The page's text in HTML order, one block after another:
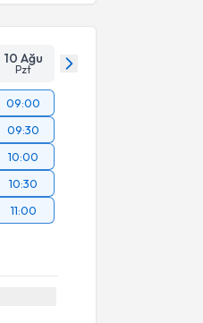
10 Ağu
Pzt
09:00
09:30
10:00
10:30
11:00